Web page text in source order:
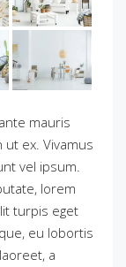
mauris
ex. Vivamus
vel ipsum.
lorem
turpis eget
eu lobortis
a